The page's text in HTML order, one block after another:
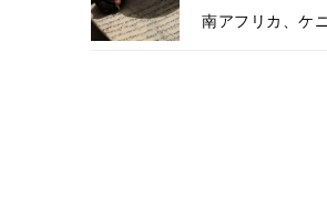
南アフリカ、ケ